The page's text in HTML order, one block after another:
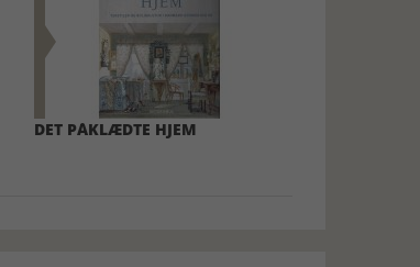
DET PÅKLÆDTE HJEM